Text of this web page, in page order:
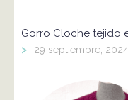
Gorro Cloche tejido
> 29 septiembre, 2024